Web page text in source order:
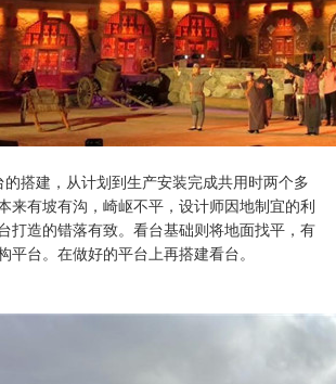
搭建，从计划到生产安装完成共用时两个多
来有坡有沟，崎岖不平，设计师因地制宜的利
打造的错落有致。看台基础则将地面找平，有
平台。在做好的平台上再搭建看台。